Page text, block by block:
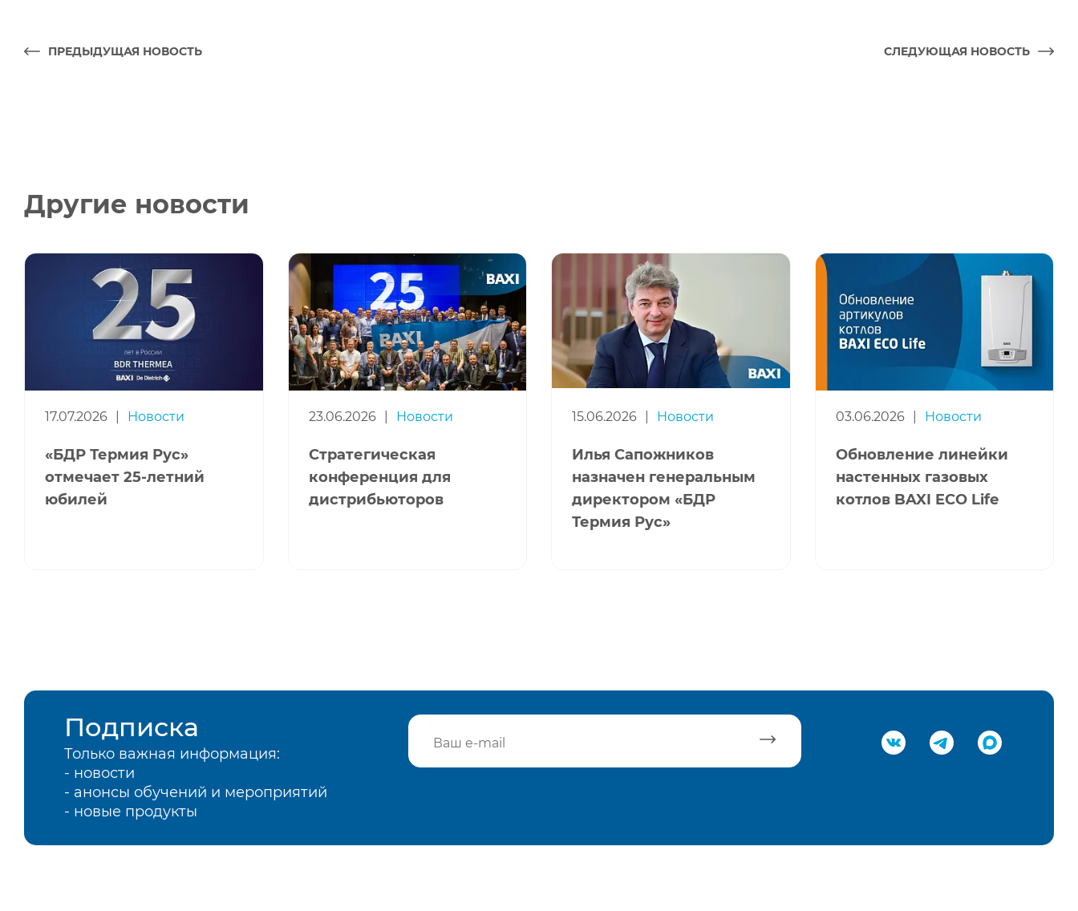
ПРЕДЫДУЩАЯ НОВОСТЬ СЛЕДУЮЩАЯ НОВОСТЬ
Другие новости
17.07.2026 Новости
«БДР Термия Рус»
отмечает 25-летний
юбилей
23.06.2026 Новости
Стратегическая
конференция для
дистрибьюторов
15.06.2026 Новости
Илья Сапожников
назначен генеральным
директором «БДР
Термия Рус»
03.06.2026 Новости
Обновление линейки
настенных газовых
котлов BAXI ECO Life
Подписка
Только важная информация:
- новости
- анонсы обучений и мероприятий
- новые продукты